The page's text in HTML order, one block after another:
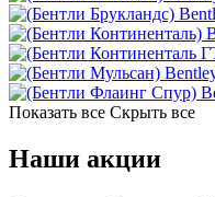
Показать все Скрыть все
Наши акции